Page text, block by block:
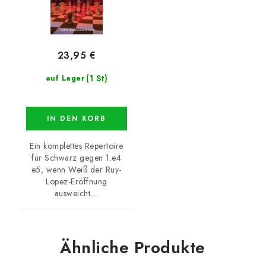
auf Lager (1 St)
23,95 €
IN DEN KORB
Ein komplettes Repertoire
für Schwarz gegen 1.e4
e5, wenn Weiß der Ruy-
Lopez-Eröffnung
ausweicht....
Ähnliche Produkte